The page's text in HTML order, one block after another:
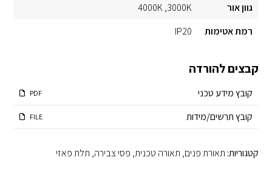
גוון אור
3000K
4000K
רמת אטימות
IP20
קבצים להורדה
קובץ מידע טכני PDF
קובץ תרשים/מידות FILE
קטגוריות: תאורת פנים, תאורה טכנית, פסי צבירה, תלת פאזי